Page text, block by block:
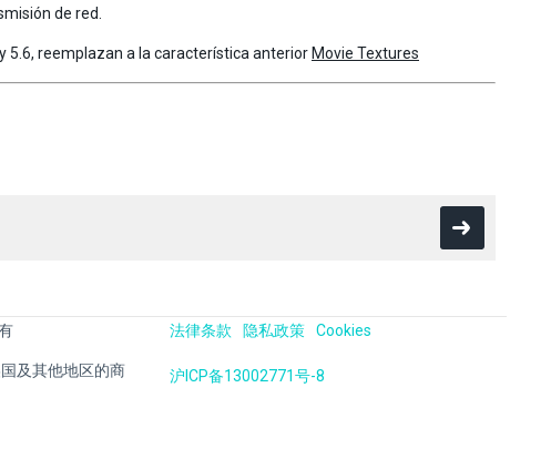
de red.
5.6, reemplazan a la característica anterior Movie Textures
及其他地区的商
法律条款 隐私政策 Cookies
沪ICP备13002771号-8